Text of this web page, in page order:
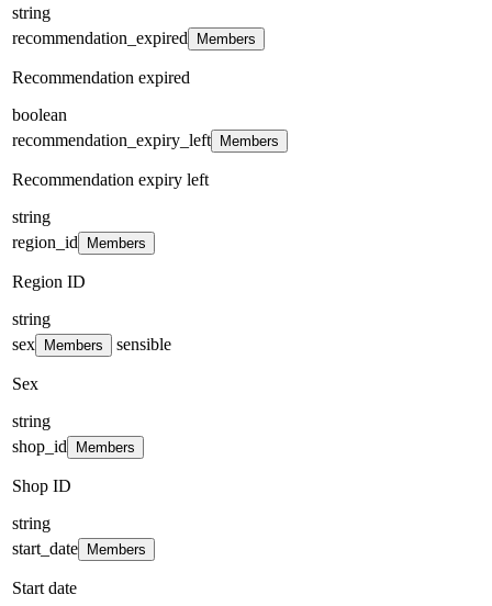
string
recommendation_expired
Members
Recommendation expired
boolean
recommendation_expiry_left
Members
Recommendation expiry left
string
region_id
Members
Region ID
string
sex
Members sensible
Sex
string
shop_id
Members
Shop ID
string
start_date
Members
Start date